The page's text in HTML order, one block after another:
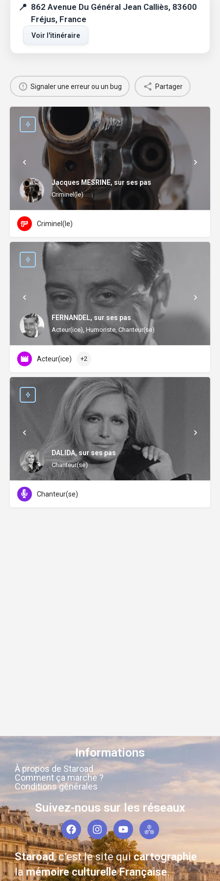
862 Avenue Du Général Jean Calliès, 83600
Fréjus, France
Voir l'itinéraire
Signaler une erreur ou un bug Partager
Jacques MESRINE, sur ses pas
Criminel(le)
Criminel(le)
FERNANDEL, sur ses pas
Acteur(ice), Humoriste, Chanteur(se)
Acteur(ice) +2
DALIDA, sur ses pas
Chanteur(se)
Chanteur(se)
Informations
À propos de Staroad
Comment ça marche ?
Conditions générales
Suivez-nous sur les réseaux
Staroad, c’est le site quicartographie
lamémoire culturelle Française.